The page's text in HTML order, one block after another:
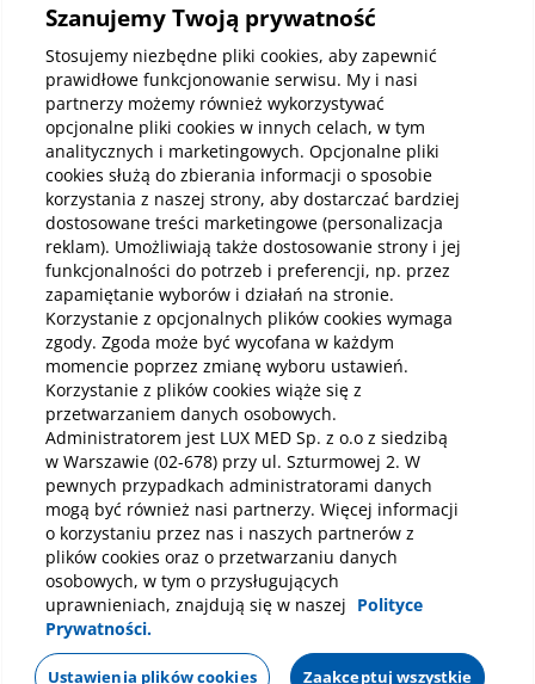
Kup abonamenty online
Kup online
Pobierz aplikację mobilną
Polityka prywatności
Mapa strony
Oświadczenie o dostępności Regulamin
Szanujemy Twoją prywatność
Stosujemy niezbędne pliki cookies, aby zapewnić
prawidłowe funkcjonowanie serwisu. My i nasi
partnerzy możemy również wykorzystywać
opcjonalne pliki cookies w innych celach, w tym
analitycznych i marketingowych. Opcjonalne pliki
cookies służą do zbierania informacji o sposobie
korzystania z naszej strony, aby dostarczać bardziej
dostosowane treści marketingowe (personalizacja
reklam). Umożliwiają także dostosowanie strony i jej
funkcjonalności do potrzeb i preferencji, np. przez
zapamiętanie wyborów i działań na stronie.
Korzystanie z opcjonalnych plików cookies wymaga
zgody. Zgoda może być wycofana w każdym
momencie poprzez zmianę wyboru ustawień.
Korzystanie z plików cookies wiąże się z
przetwarzaniem danych osobowych.
Administratorem jest LUX MED Sp. z o.o z siedzibą
w Warszawie (02-678) przy ul. Szturmowej 2. W
pewnych przypadkach administratorami danych
mogą być również nasi partnerzy. Więcej informacji
o korzystaniu przez nas i naszych partnerów z
plików cookies oraz o przetwarzaniu danych
osobowych, w tym o przysługujących
uprawnieniach, znajdują się w naszej Polityce
Prywatności.
Ustawienia plików cookies Zaakceptuj wszystkie